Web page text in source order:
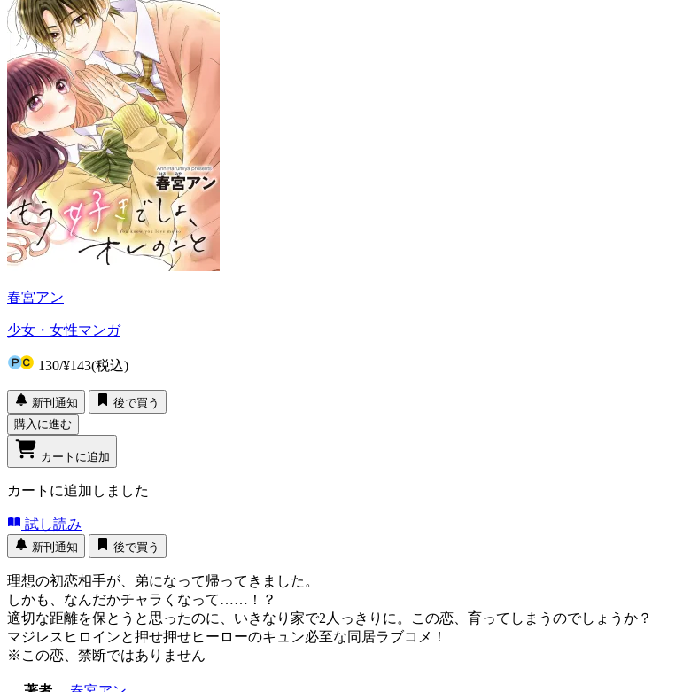
春宮アン
少女・女性マンガ
130/¥143(税込)
新刊通知
後で買う
購入に進む
カートに追加
カートに追加しました
試し読み
新刊通知 後で買う
理想の初恋相手が、弟になって帰ってきました。
しかも、なんだかチャラくなって……！？
適切な距離を保とうと思ったのに、いきなり家で2人っきりに。この恋、育ってしまうのでしょうか？
マジレスヒロインと押せ押せヒーローのキュン必至な同居ラブコメ！
※この恋、禁断ではありません